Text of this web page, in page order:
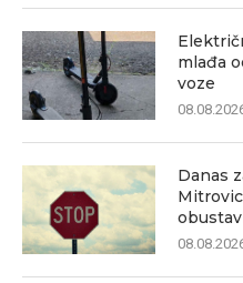
mlađa
voze
Danas